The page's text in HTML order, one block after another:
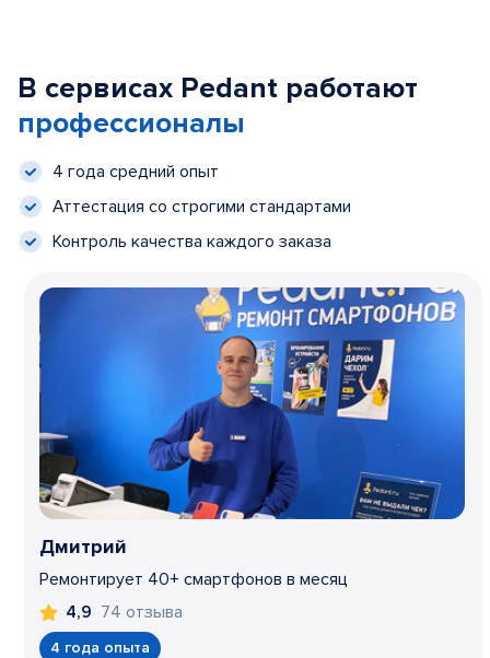
В сервисах Pedant работают
профессионалы
4 года средний опыт
Аттестация со строгими стандартами
Контроль качества каждого заказа
Дмитрий
Ремонтирует 40+ смартфонов в месяц
4,9 74 отзыва
4 года опыта